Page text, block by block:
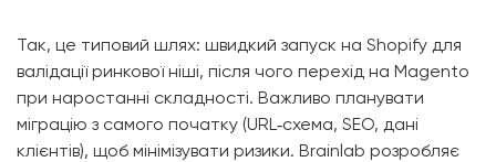
Так, це типовий шлях: швидкий запуск на Shopify для
валідації ринкової ніші, після чого перехід на Magento
при наростанні складності. Важливо планувати
міграцію з самого початку (URL‑схема, SEO, дані
клієнтів), щоб мінімізувати ризики. Brainlab розробляє